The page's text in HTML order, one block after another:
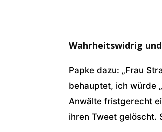
Wahrheitswidrig
Papke dazu: „Frau
behauptet, ich würde
Anwälte fristgerecht
ihren Tweet gelöscht.